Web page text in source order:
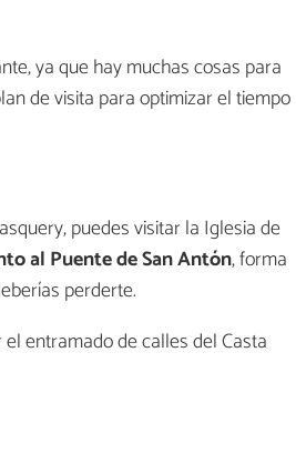
ya que hay muchas cosas para
de visita para optimizar el tiempo
puedes visitar la Iglesia de
al Puente de San Antón, forma
perderte.
entramado de calles del Casta